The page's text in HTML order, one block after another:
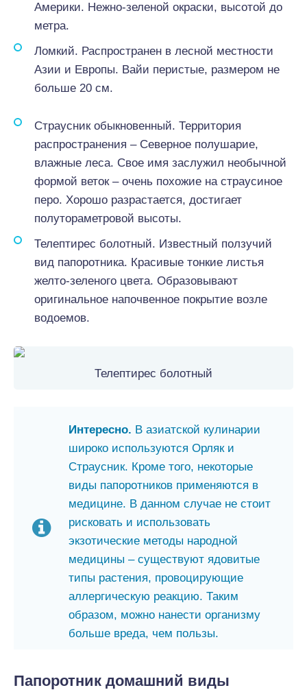
Америки. Нежно-зеленой окраски, высотой до
метра.
Ломкий. Распространен в лесной местности
Азии и Европы. Вайи перистые, размером не
больше 20 см.
Страусник обыкновенный. Территория
распространения – Северное полушарие,
влажные леса. Свое имя заслужил необычной
формой веток – очень похожие на страусиное
перо. Хорошо разрастается, достигает
полутораметровой высоты.
Телептирес болотный. Известный ползучий
вид папоротника. Красивые тонкие листья
желто-зеленого цвета. Образовывают
оригинальное напочвенное покрытие возле
водоемов.
Телептирес болотный
Интересно. В азиатской кулинарии
широко используются Орляк и
Страусник. Кроме того, некоторые
виды папоротников применяются в
медицине. В данном случае не стоит
рисковать и использовать
экзотические методы народной
медицины – существуют ядовитые
типы растения, провоцирующие
аллергическую реакцию. Таким
образом, можно нанести организму
больше вреда, чем пользы.
Папоротник домашний виды